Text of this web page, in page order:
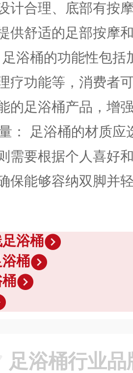
计合理、底部有按
供舒适的足部按摩
浴桶的功能性包括
疗功能等，消费者
的足浴桶产品，增
： 足浴桶的材质应
需要根据个人喜好
保能够容纳双脚并
浴桶
桶
足浴桶行业品